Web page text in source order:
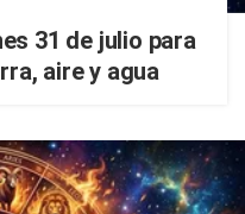
31 de julio para
aire y agua